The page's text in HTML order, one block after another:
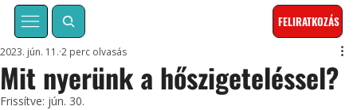
FELIRATKOZÁS
Mit nyerünk a hőszigeteléssel?
2023. jún. 11. 2 perc olvasás
Frissítve: jún. 30.